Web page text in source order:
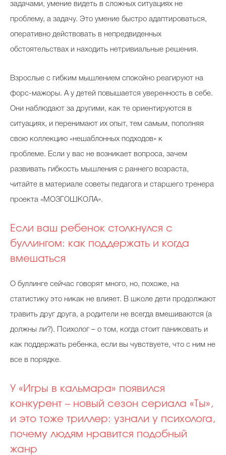
задачами, умение видеть в сложных ситуациях не
проблему, а задачу. Это умение быстро адаптироваться,
оперативно действовать в непредвиденных
обстоятельствах и находить нетривиальные решения.
Взрослые с гибким мышлением спокойно реагируют на
форс-мажоры. А у детей повышается уверенность в себе.
Они наблюдают за другими, как те ориентируются в
ситуациях, и перенимают их опыт, тем самым, пополняя
свою коллекцию «нешаблонных подходов» к
проблеме. Если у вас не возникает вопроса, зачем
развивать гибкость мышления с раннего возраста,
читайте в материале советы педагога и старшего тренера
проекта «МОЗГОШКОЛА».
Если ваш ребенок столкнулся с
буллингом: как поддержать и когда
вмешаться
О буллинге сейчас говорят много, но, похоже, на
статистику это никак не влияет. В школе дети продолжают
травить друг друга, а родители не всегда вмешиваются (а
должны ли?). Психолог – о том, когда стоит паниковать и
как поддержать ребенка, если вы чувствуете, что с ним не
все в порядке.
У «Игры в кальмара» появился
конкурент – новый сезон сериала «Ты»,
и это тоже триллер: узнали у психолога,
почему людям нравится подобный
жанр